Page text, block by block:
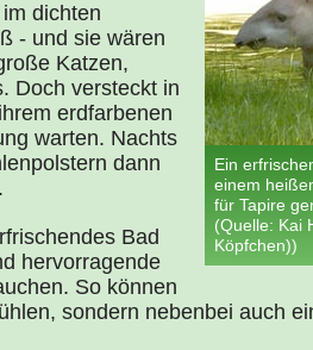
Ein
einem
für Tapire
(Quelle: Kai
Köpfchen))
dichten
- und sie wären
Katzen,
Doch versteckt in
erdfarbenen
warten. Nachts
dann
Bad
hervorragende
So können
sondern nebenbei auch